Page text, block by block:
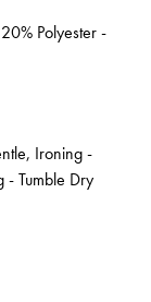
Polyester -
Ironing -
Tumble Dry